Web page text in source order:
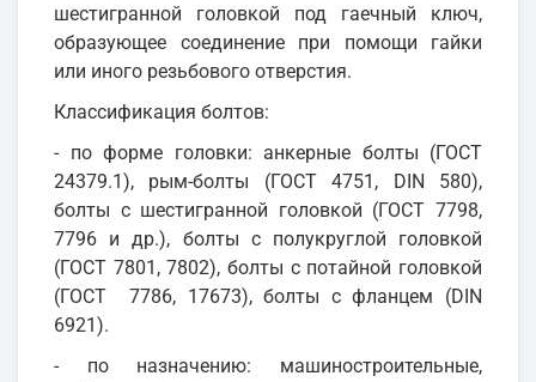
шестигранной головкой под гаечный ключ,
образующее соединение при помощи гайки
или иного резьбового отверстия.
Классификация болтов:
- по форме головки: анкерные болты (ГОСТ
24379.1), рым-болты (ГОСТ 4751, DIN 580),
болты с шестигранной головкой (ГОСТ 7798,
7796 и др.), болты с полукруглой головкой
(ГОСТ 7801, 7802), болты с потайной головкой
(ГОСТ 7786, 17673), болты с фланцем (DIN
6921).
- по назначению: машиностроительные,